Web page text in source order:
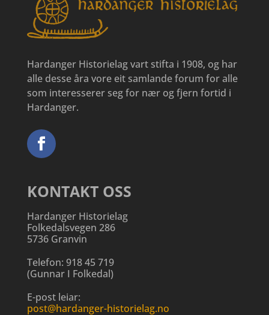
Hardanger Historielag vart stifta i 1908, og har
alle desse åra vore eit samlande forum for alle
som interesserer seg for nær og fjern fortid i
Hardanger.
KONTAKT OSS
Hardanger Historielag
Folkedalsvegen 286
5736 Granvin
Telefon: 918 45 719
(Gunnar I Folkedal)
E-post leiar:
post@hardanger-historielag.no